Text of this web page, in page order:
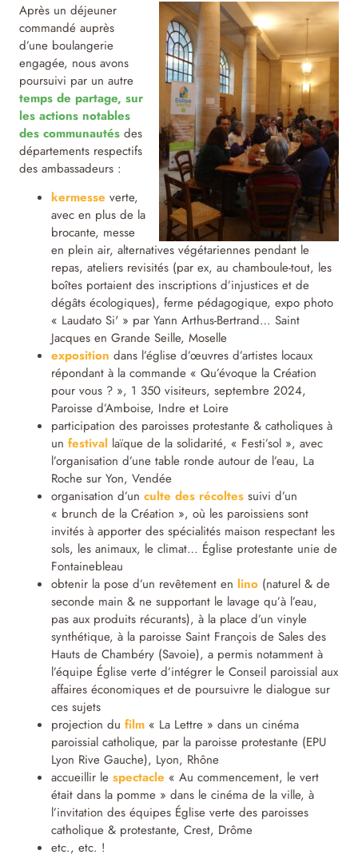
Après un déjeuner
commandé auprès
d’une boulangerie
engagée, nous avons
poursuivi par un autre
temps de partage, sur
les actions notables
des communautés des
départements respectifs
des ambassadeurs :
kermesse verte,
avec en plus de la
brocante, messe
en plein air, alternatives végétariennes pendant le
repas, ateliers revisités (par ex, au chamboule-tout, les
boîtes portaient des inscriptions d’injustices et de
dégâts écologiques), ferme pédagogique, expo photo
« Laudato Si' » par Yann Arthus-Bertrand… Saint
Jacques en Grande Seille, Moselle
exposition dans l’église d’œuvres d’artistes locaux
répondant à la commande « Qu’évoque la Création
pour vous ? », 1 350 visiteurs, septembre 2024,
Paroisse d’Amboise, Indre et Loire
participation des paroisses protestante & catholiques à
unfestival laïque de la solidarité, « Festi’sol », avec
l’organisation d’une table ronde autour de l’eau, La
Roche sur Yon, Vendée
organisation d’unculte des récoltes suivi d’un
« brunch de la Création », où les paroissiens sont
invités à apporter des spécialités maison respectant les
sols, les animaux, le climat… Église protestante unie de
Fontainebleau
obtenir la pose d’un revêtement en lino (naturel & de
seconde main & ne supportant le lavage qu’à l’eau,
pas aux produits récurants), à la place d’un vinyle
synthétique, à la paroisse Saint François de Sales des
Hauts de Chambéry (Savoie), a permis notamment à
l’équipe Église verte d’intégrer le Conseil paroissial aux
affaires économiques et de poursuivre le dialogue sur
ces sujets
projection dufilm « La Lettre » dans un cinéma
paroissial catholique, par la paroisse protestante (EPU
Lyon Rive Gauche), Lyon, Rhône
accueillir lespectacle « Au commencement, le vert
était dans la pomme » dans le cinéma de la ville, à
l’invitation des équipes Église verte des paroisses
catholique & protestante, Crest, Drôme
etc., etc. !